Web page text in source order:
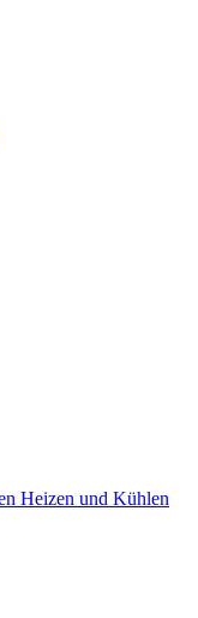
Heizen und Kühlen